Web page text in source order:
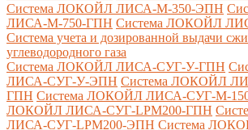
Система ЛОКОЙЛ ЛИСА-М-350-ЭПН
ЛИСА-М-750-ГПН Система ЛОКОЙЛ
Система учета и дозированной выдачи
углеводородного газа
Система ЛОКОЙЛ ЛИСА-СУГ-У-ГПН
ЛИСА-СУГ-У-ЭПН Система ЛОКОЙЛ
ГПН Система ЛОКОЙЛ ЛИСА-СУГ-М-
ЛОКОЙЛ ЛИСА-СУГ-LPM200-ГПН
ЛИСА-СУГ-LPM200-ЭПН Система